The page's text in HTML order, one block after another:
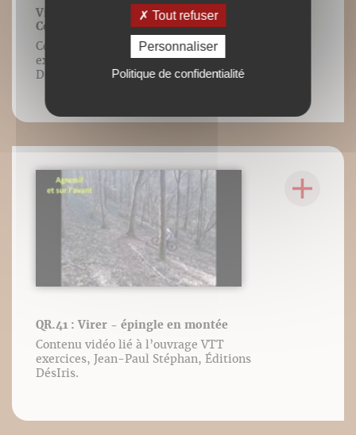
Vidéo 40 : Suspension - éducatifs -
Compression - Marche
Contenu vidéo lié à l’ouvrage VTT
exercices, Jean-Paul Stéphan, Éditions
DésIris.
QR.41 : Virer - épingle en montée
Contenu vidéo lié à l’ouvrage VTT
exercices, Jean-Paul Stéphan, Éditions
DésIris.
Tout refuser
Personnaliser
Politique de confidentialité